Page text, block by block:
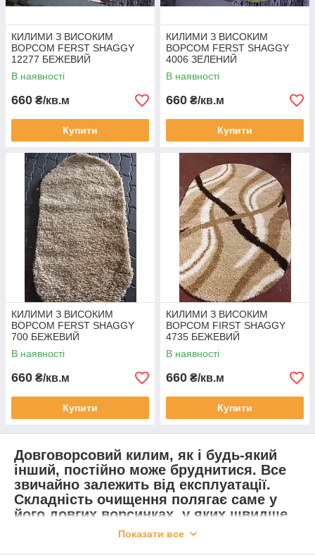
КИЛИМИ З ВИСОКИМ
ВОРСОМ FERST SHAGGY
12277 БЕЖЕВИЙ
В наявності
660 ₴/кв.м
Купити
КИЛИМИ З ВИСОКИМ
ВОРСОМ FERST SHAGGY
4006 ЗЕЛЕНИЙ
В наявності
660 ₴/кв.м
Купити
КИЛИМИ З ВИСОКИМ
ВОРСОМ FERST SHAGGY
700 БЕЖЕВИЙ
В наявності
660 ₴/кв.м
Купити
КИЛИМИ З ВИСОКИМ
ВОРСОМ FIRST SHAGGY
4735 БЕЖЕВИЙ
В наявності
660 ₴/кв.м
Купити
Довговорсовий килим, як і будь-який
інший, постійно може бруднитися. Все
звичайно залежить від експлуатації.
Складність очищення полягає саме у
його довгих ворсинках, у яких швидше
накопичуються дрібні частинки пилу та
Показати все